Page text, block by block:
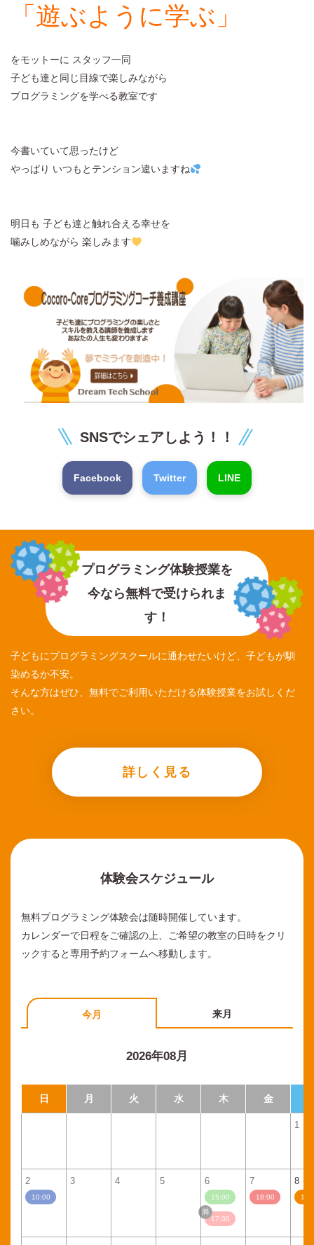
「遊ぶように学ぶ」
をモットーに スタッフ一同
子ども達と同じ目線で楽しみながら
プログラミングを学べる教室です
今書いていて思ったけど
やっぱり いつもとテンション違いますね
明日も 子ども達と触れ合える幸せを
噛みしめながら 楽しみます
SNSでシェアしよう！！
Facebook Twitter LINE
プログラミング体験授業を
今なら無料で受けられま
す！
子どもにプログラミングスクールに通わせたいけど、子どもが馴
染めるか不安。
そんな方はぜひ、無料でご利用いただける体験授業をお試しくだ
さい。
詳しく見る
体験会スケジュール
無料プログラミング体験会は随時開催しています。
カレンダーで日程をご確認の上、ご希望の教室の日時をクリ
ックすると専用予約フォームへ移動します。
今月 来月
2026年08月
日 月 火 水 木 金
1
2
10:00
3 4 5 6
15:00
17:30
7
18:00
8